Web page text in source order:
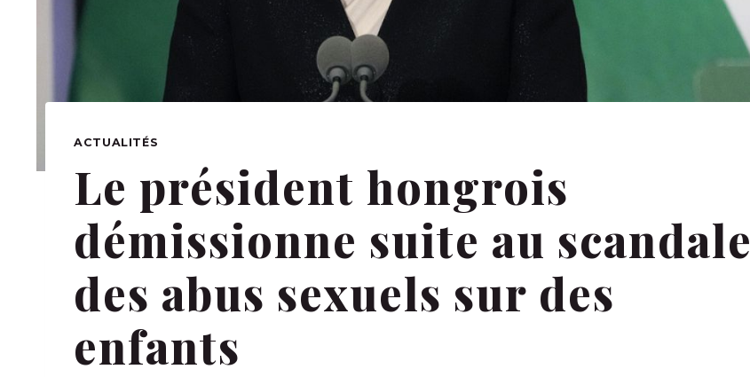
ACTUALITÉS
Le président hongrois
démissionne suite au scandale
des abus sexuels sur des
enfants